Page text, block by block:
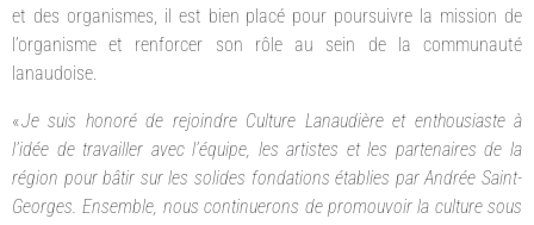
et des organismes, il est bien placé pour poursuivre la mission de
l’organisme et renforcer son rôle au sein de la communauté
lanaudoise.
«Je suis honoré de rejoindre Culture Lanaudière et enthousiaste à
l’idée de travailler avec l’équipe, les artistes et les partenaires de la
région pour bâtir sur les solides fondations établies par Andrée Saint-
Georges. Ensemble, nous continuerons de promouvoir la culture sous